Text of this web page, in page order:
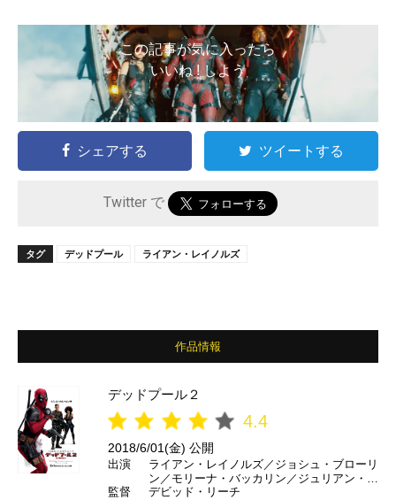
この記事が気に入ったら
いいね ! しよう
シェアする ツイートする
Twitter で
タグ デッドプール ライアン・レイノルズ
作品情報
デッドプール２
4.4
2018/6/01(金) 公開
出演
ライアン・レイノルズ／ジョシュ・ブローリ
ン／モリーナ・バッカリン／ジュリアン・デ
ニソン／ザジ・ビーツ／T・J・ミラー／ブ
監督 デビッド・リーチ